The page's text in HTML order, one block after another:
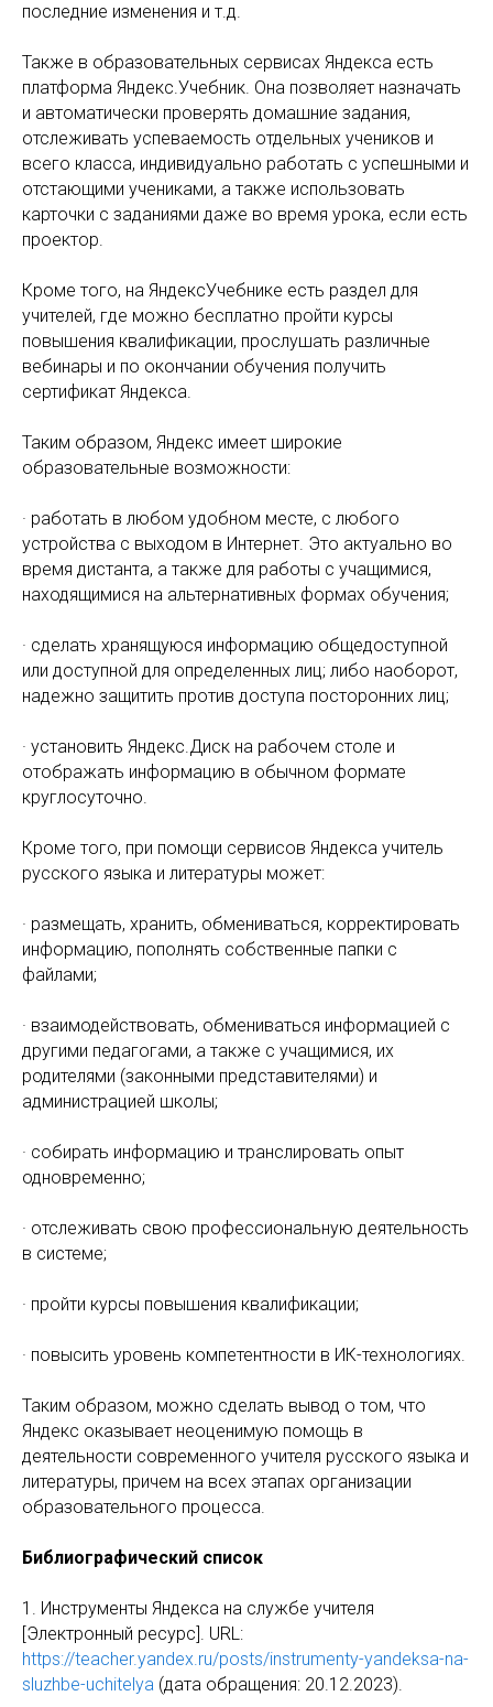
последние изменения и т.д.
Также в образовательных сервисах Яндекса есть
платформа Яндекс.Учебник. Она позволяет назначать
и автоматически проверять домашние задания,
отслеживать успеваемость отдельных учеников и
всего класса, индивидуально работать с успешными и
отстающими учениками, а также использовать
карточки с заданиями даже во время урока, если есть
проектор.
Кроме того, на ЯндексУчебнике есть раздел для
учителей, где можно бесплатно пройти курсы
повышения квалификации, прослушать различные
вебинары и по окончании обучения получить
сертификат Яндекса.
Таким образом, Яндекс имеет широкие
образовательные возможности:
· работать в любом удобном месте, с любого
устройства с выходом в Интернет. Это актуально во
время дистанта, а также для работы с учащимися,
находящимися на альтернативных формах обучения;
· сделать хранящуюся информацию общедоступной
или доступной для определенных лиц; либо наоборот,
надежно защитить против доступа посторонних лиц;
· установить Яндекс.Диск на рабочем столе и
отображать информацию в обычном формате
круглосуточно.
Кроме того, при помощи сервисов Яндекса учитель
русского языка и литературы может:
· размещать, хранить, обмениваться, корректировать
информацию, пополнять собственные папки с
файлами;
· взаимодействовать, обмениваться информацией с
другими педагогами, а также с учащимися, их
родителями (законными представителями) и
администрацией школы;
· собирать информацию и транслировать опыт
одновременно;
· отслеживать свою профессиональную деятельность
в системе;
· пройти курсы повышения квалификации;
· повысить уровень компетентности в ИК-технологиях.
Таким образом, можно сделать вывод о том, что
Яндекс оказывает неоценимую помощь в
деятельности современного учителя русского языка и
литературы, причем на всех этапах организации
образовательного процесса.
Библиографический список
1. Инструменты Яндекса на службе учителя
[Электронный ресурс]. URL:
https://teacher.yandex.ru/posts/instrumenty-yandeksa-na-
sluzhbe-uchitelya (дата обращения: 20.12.2023).